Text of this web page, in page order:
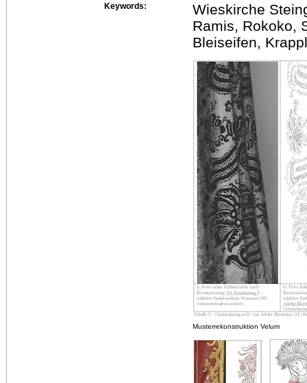
Keywords:
Wieskirche
Ramis, Rokoko,
Bleiseifen,
Musterrekonstruktion Velum